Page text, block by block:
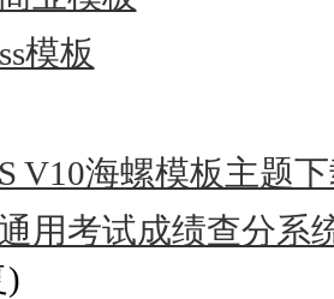
模板
V10海螺模板主题
用考试成绩查分
)